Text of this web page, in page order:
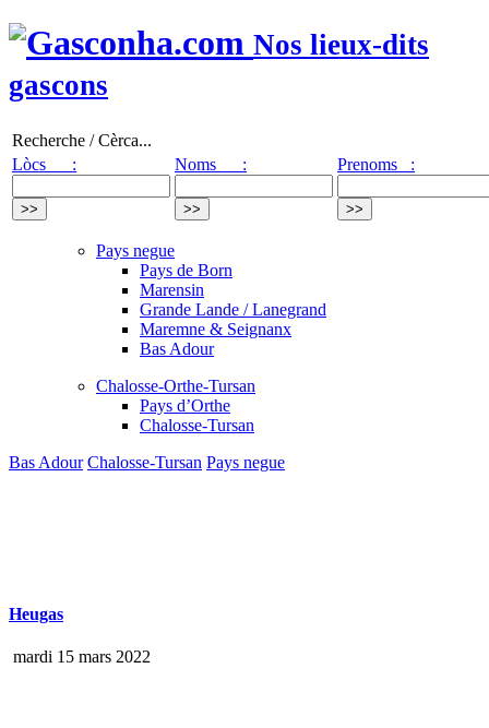
Nos lieux-dits
gascons
Recherche / Cèrca...
Lòcs :
Noms : Prenoms :
Pays negue
Pays de Born
Marensin
Grande Lande / Lanegrand
Maremne & Seignanx
Bas Adour
Chalosse-Orthe-Tursan
Pays d’Orthe
Chalosse-Tursan
Bas Adour Chalosse-Tursan Pays negue
Heugas
mardi 15 mars 2022